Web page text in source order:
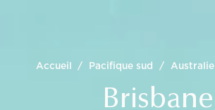
Accueil / Pacifique sud / Australie
Brisbane